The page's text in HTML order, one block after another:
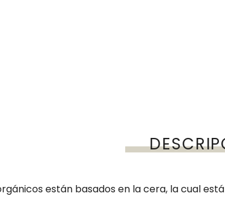
están basados en la cera, la cual